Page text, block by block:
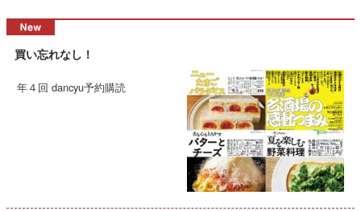
買い忘れなし！
年４回 dancyu予約購読